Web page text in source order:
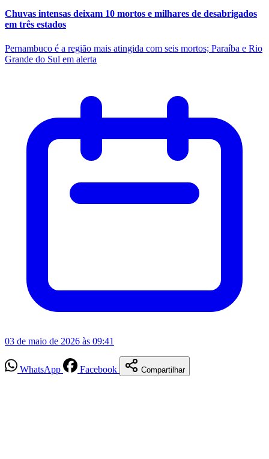
Chuvas intensas deixam 10 mortos e milhares de desabrigados
em três estados
Pernambuco é a região mais atingida com seis mortos; Paraíba e Rio
Grande do Sul em alerta
03 de maio de 2026 às 09:41
WhatsApp Facebook Compartilhar